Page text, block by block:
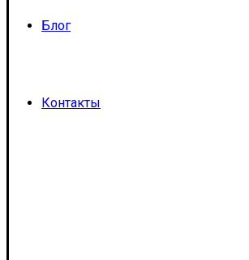
Блог
Контакты